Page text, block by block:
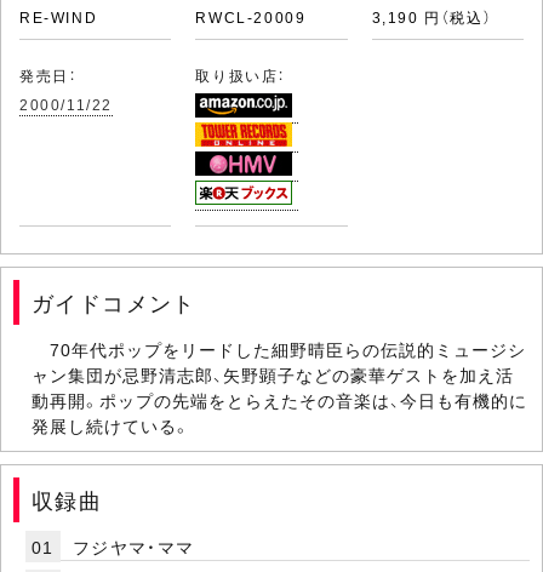
RE-WIND
RWCL-20009
3,190 円（税込）
発売日：
2000/11/22
取り扱い店：
ガイドコメント
70年代ポップをリードした細野晴臣らの伝説的ミュージシ
ャン集団が忌野清志郎、矢野顕子などの豪華ゲストを加え活
動再開。ポップの先端をとらえたその音楽は、今日も有機的に
発展し続けている。
収録曲
01
フジヤマ・ママ